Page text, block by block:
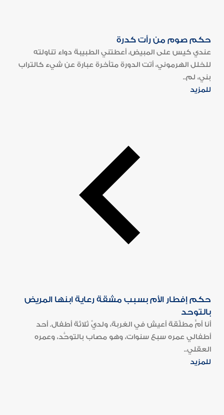
حكم صوم من رأت كدرة
عندي كيس على المبيض، أعطتني الطبيبة دواء تناولته
للخلل الهرموني، أتت الدورة متأخرة عبارة عن شيء كالتراب
بني، لم..
للمزيد
حكم إفطار الأم بسبب مشقة رعاية ابنها المريض
بالتوحد
أنا أمٌّ مطلَّقة أعيش في الغربة، ولديَّ ثلاثة أطفال. أحد
أطفالي عمره سبع سنوات، وهو مصاب بالتوحُّد، وعمره
العقلي..
للمزيد